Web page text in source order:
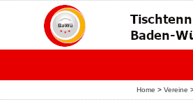
Home > Vereine